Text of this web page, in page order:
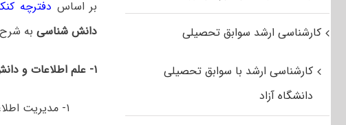
بر اساس دفترچه
دانش شناسی به
۱- علم اطلاعات و
۱- مدیریت اطلاعات
کارشناسی ارشد سوابق تحصیلی
کارشناسی ارشد با سوابق تحصیلی
دانشگاه آزاد